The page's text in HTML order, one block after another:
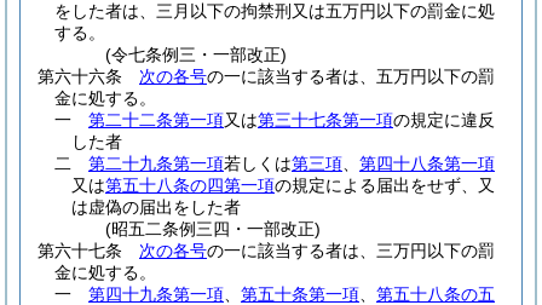
をした者は、三月以下の拘禁刑又は五万円以下の罰金に処
する。
(令七条例三・一部改正)
第六十六条
次の各号の一に該当する者は、五万円以下の罰
金に処する。
一
第二十二条第一項又は第三十七条第一項の規定に違反
した者
二
第二十九条第一項若しくは第三項
第四十八条第一項
又は第五十八条の四第一項の規定による届出をせず、又
は虚偽の届出をした者
(昭五二条例三四・一部改正)
第六十七条
次の各号の一に該当する者は、三万円以下の罰
金に処する。
一
第四十九条第一項 第五十条第一項
第五十八条の五